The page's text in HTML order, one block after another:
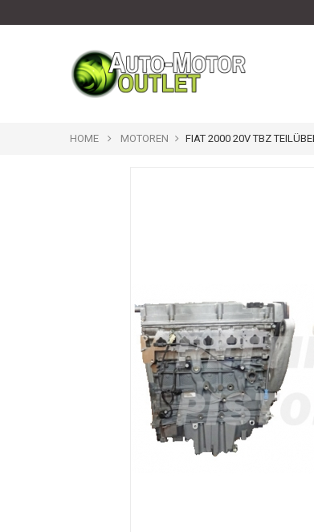
HOME MOTOREN FIAT 2000 20V TBZ